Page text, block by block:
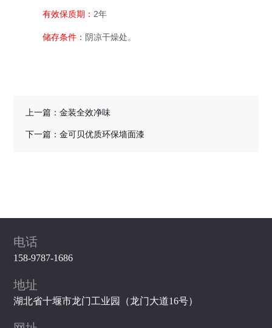
有效保质期：2年
储存条件： 阴凉干燥处。
上一篇：​金装全效净味
下一篇：​金可贝优质环保墙面漆
电话
158-9787-1686
地址
湖北省十堰市龙门工业园（龙门大道16号）